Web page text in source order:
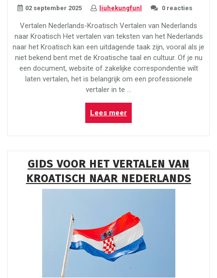
Verschillen”
02 september 2025 liuhekungfunl 0 reacties
Vertalen Nederlands-Kroatisch Vertalen van Nederlands
naar Kroatisch Het vertalen van teksten van het Nederlands
naar het Kroatisch kan een uitdagende taak zijn, vooral als je
niet bekend bent met de Kroatische taal en cultuur. Of je nu
een document, website of zakelijke correspondentie wilt
laten vertalen, het is belangrijk om een professionele
vertaler in te …
Lees meer“Professionele
Vertalingen
van
Kroatisch”
GIDS VOOR HET VERTALEN VAN
KROATISCH NAAR NEDERLANDS